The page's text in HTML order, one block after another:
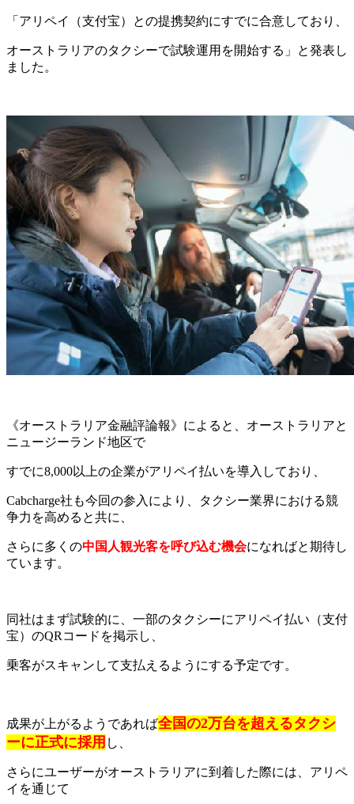
「アリペイ（支付宝）との提携契約にすでに合意しており、
オーストラリアのタクシーで試験運用を開始する」と発表し
ました。
《オーストラリア金融評論報》によると、オーストラリアと
ニュージーランド地区で
すでに8,000以上の企業がアリペイ払いを導入しており、
Cabcharge社も今回の参入により、タクシー業界における競
争力を高めると共に、
さらに多くの中国人観光客を呼び込む機会になればと期待し
ています。
同社はまず試験的に、一部のタクシーにアリペイ払い（支付
宝）のQRコードを掲示し、
乗客がスキャンして支払えるようにする予定です。
成果が上がるようであれば全国の2万台を超えるタクシ
ーに正式に採用 し、
さらにユーザーがオーストラリアに到着した際には、アリペ
イを通じて